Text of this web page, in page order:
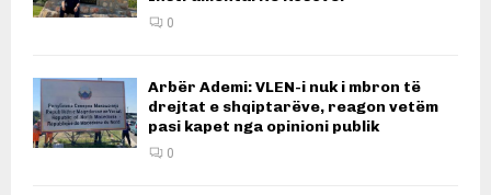
0
Arbër Ademi: VLEN-i nuk i mbron të
drejtat e shqiptarëve, reagon vetëm
pasi kapet nga opinioni publik
0